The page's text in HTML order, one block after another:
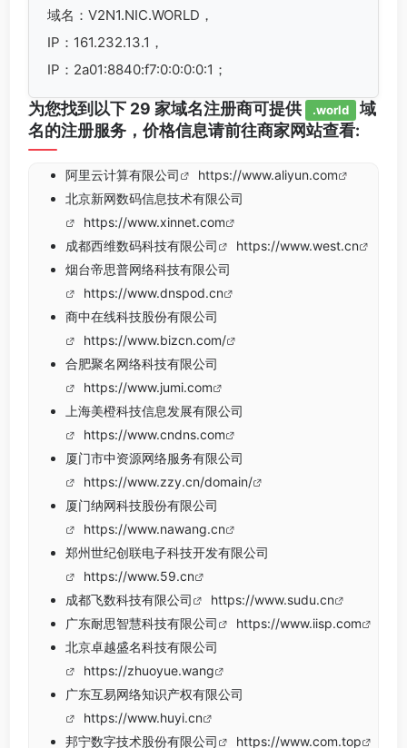
域名：V2N1.NIC.WORLD，
IP：161.232.13.1，
IP：2a01:8840:f7:0:0:0:0:1；
为您找到以下 29 家域名注册商可提供 .world
域
名的注册服务，价格信息请前往商家网站查看:
阿里云计算有限公司
https://www.aliyun.com
北京新网数码信息技术有限公司
https://www.xinnet.com
成都西维数码科技有限公司
https://www.west.cn
烟台帝思普网络科技有限公司
https://www.dnspod.cn
商中在线科技股份有限公司
https://www.bizcn.com/
合肥聚名网络科技有限公司
https://www.jumi.com
上海美橙科技信息发展有限公司
https://www.cndns.com
厦门市中资源网络服务有限公司
https://www.zzy.cn/domain/
厦门纳网科技股份有限公司
https://www.nawang.cn
郑州世纪创联电子科技开发有限公司
https://www.59.cn
成都飞数科技有限公司
https://www.sudu.cn
广东耐思智慧科技有限公司
https://www.iisp.com
北京卓越盛名科技有限公司
https://zhuoyue.wang
广东互易网络知识产权有限公司
https://www.huyi.cn
邦宁数字技术股份有限公司
https://www.com.top